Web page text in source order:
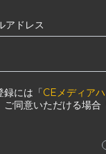
アドレス
録には「CEメディア
ご同意いただける場合